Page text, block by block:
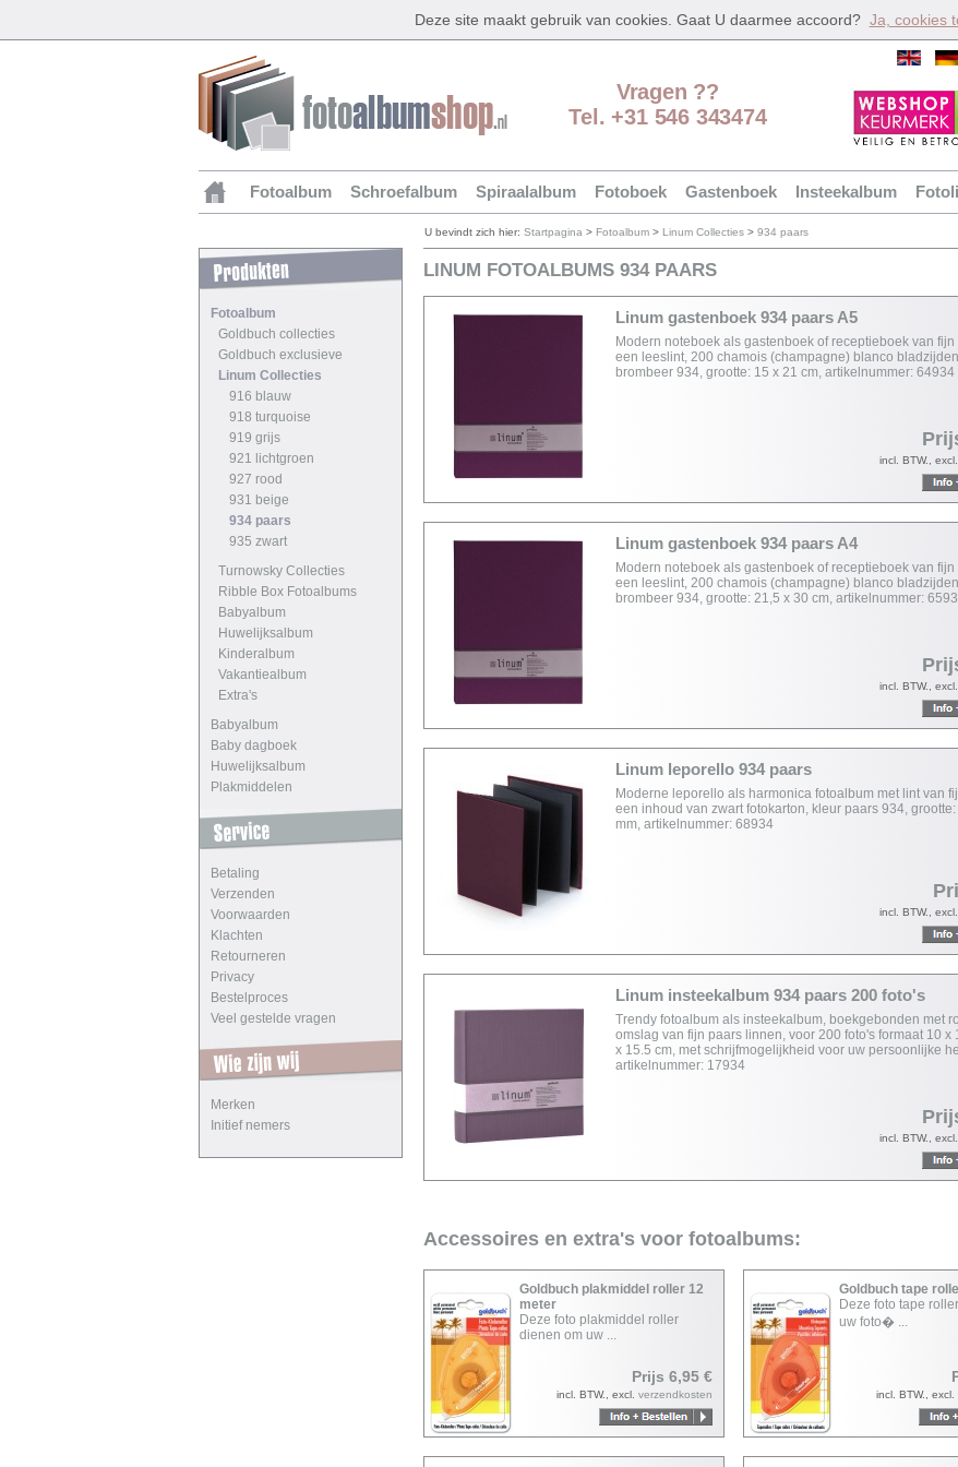
Deze site maakt gebruik van cookies. Gaat U daarmee accoord? Ja, cookies
Vragen ??
Tel. +31 546 343474
Fotoalbum Schroefalbum Spiraalalbum Fotoboek Gastenboek Insteekalbum
Fotoalbum
Goldbuch collecties
Goldbuch exclusieve
Linum Collecties
916 blauw
918 turquoise
919 grijs
921 lichtgroen
927 rood
931 beige
934 paars
935 zwart
Turnowsky Collecties
Ribble Box Fotoalbums
Babyalbum
Huwelijksalbum
Kinderalbum
Vakantiealbum
Extra's
Babyalbum
Baby dagboek
Huwelijksalbum
Plakmiddelen
Betaling
Verzenden
Voorwaarden
Klachten
Retourneren
Privacy
Bestelproces
Veel gestelde vragen
Merken
Initief nemers
U bevindt zich hier: Startpagina > Fotoalbum > Linum Collecties > 934 paars
LINUM FOTOALBUMS 934 PAARS
Linum gastenboek 934 paars A5
Modern noteboek als gastenboek of receptieboek van
een leeslint, 200 chamois (champagne) blanco
brombeer 934, grootte: 15 x 21 cm, artikelnummer: 64934
incl. BTW., excl.
Linum gastenboek 934 paars A4
Modern noteboek als gastenboek of receptieboek van
een leeslint, 200 chamois (champagne) blanco
brombeer 934, grootte: 21,5 x 30 cm, artikelnummer:
incl. BTW., excl.
Linum leporello 934 paars
Moderne leporello als harmonica fotoalbum met lint van
een inhoud van zwart fotokarton, kleur paars 934,
mm, artikelnummer: 68934
incl. BTW., excl.
Linum insteekalbum 934 paars 200 foto's
Trendy fotoalbum als insteekalbum, boekgebonden met
omslag van fijn paars linnen, voor 200 foto's formaat 10 x
x 15.5 cm, met schrijfmogelijkheid voor uw persoonlijke
artikelnummer: 17934
incl. BTW., excl.
Accessoires en extra's voor fotoalbums:
Goldbuch plakmiddel roller 12
meter
Deze foto plakmiddel roller
dienen om uw ...
Prijs 6,95 €
incl. BTW., excl. verzendkosten
Goldbuch tape
Deze foto tape
uw foto� ...
incl. BTW., excl.